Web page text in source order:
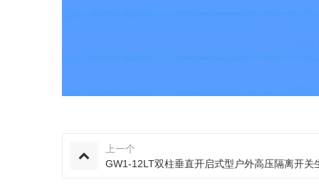
上一个
GW1-12LT双柱垂直开启式型户外高压隔离开关